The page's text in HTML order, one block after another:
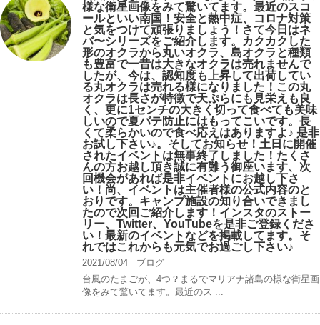
様な衛星画像をみて驚いてます。最近のスコ
ールといい南国！安全と熱中症、コロナ対策
と気をつけて頑張りましょう！さて今日はネ
バ〜シリーズをご紹介します。カクカクした
形のオクラから丸いオクラ、島オクラと種類
も豊富で一昔は大きなオクラは売れませんで
したが、今は、認知度も上昇して出荷してい
る丸オクラは売れる様になりました！この丸
オクラは長さが特徴で天ぷらにも見栄えも良
く、更に1センチの大きく切って食べても美味
しいので夏バテ防止にはもってこいです。長
くて柔らかいので食べ応えはありますよ♪ 是非
お試し下さい♪。そしてお知らせ！土日に開催
されたイベントは無事終了しました！たくさ
んの方お越し頂き誠に有難う御座います、次
回機会があれば是非イベントにお越し下さ
い！尚、イベントは主催者様の公式内容のと
おりです。キャンプ️施設の知り合いできまし
たので次回ご紹介します！インスタのストー
リー、Twitter、YouTubeを是非ご登録くださ
い！最新のイベントなどを掲載してます。そ
れではこれからも元気でお過ごし下さい♪
2021/08/04
ブログ
台風のたまごが、4つ？まるでマリアナ諸島の様な衛星画
像をみて驚いてます。最近のス ...